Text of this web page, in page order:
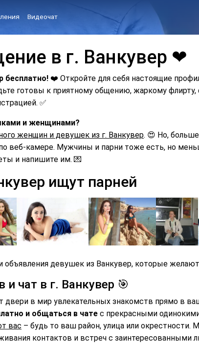
Видеочат
в г. Ванкувер ❤
бесплатно! ❤️ Откройте для себя настоящие
готовы к приятному общению, жаркому
✅
и женщинами?
женщин и девушек из г. Ванкувер. 😍 Но,
веб-камере. Мужчины и парни тоже есть, но
и напишите им. 💌
ищут парней
девушек из Ванкувер, которые
чат в г. Ванкувер 🎯
двери в мир увлекательных знакомств прямо в
и общаться в чате с прекрасными
вас – будь то ваш район, улица или
контактов и встреч с заинтересованными